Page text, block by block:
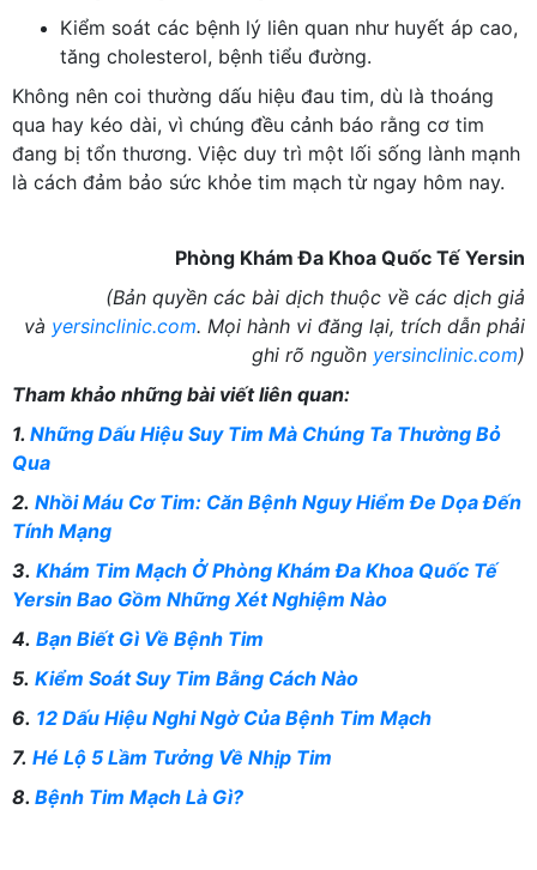
Kiểm soát các bệnh lý liên quan như huyết áp cao,
tăng cholesterol, bệnh tiểu đường.
Không nên coi thường dấu hiệu đau tim, dù là thoáng
qua hay kéo dài, vì chúng đều cảnh báo rằng cơ tim
đang bị tổn thương. Việc duy trì một lối sống lành mạnh
là cách đảm bảo sức khỏe tim mạch từ ngay hôm nay.
Phòng Khám Đa Khoa Quốc Tế Yersin
(Bản quyền các bài dịch thuộc về các dịch giả
và yersinclinic.com. Mọi hành vi đăng lại, trích dẫn phải
ghi rõ nguồn yersinclinic.com)
Tham khảo những bài viết liên quan:
1. Những Dấu Hiệu Suy Tim Mà Chúng Ta Thường Bỏ
Qua
2. Nhồi Máu Cơ Tim: Căn Bệnh Nguy Hiểm Đe Dọa Đến
Tính Mạng
3. Khám Tim Mạch Ở Phòng Khám Đa Khoa Quốc Tế
Yersin Bao Gồm Những Xét Nghiệm Nào
4. Bạn Biết Gì Về Bệnh Tim
5. Kiểm Soát Suy Tim Bằng Cách Nào
6. 12 Dấu Hiệu Nghi Ngờ Của Bệnh Tim Mạch
7. Hé Lộ 5 Lầm Tưởng Về Nhịp Tim
8. Bệnh Tim Mạch Là Gì?